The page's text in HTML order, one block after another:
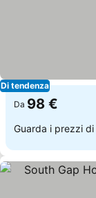
Di tendenza
Da 98 €
Guarda i prezzi di